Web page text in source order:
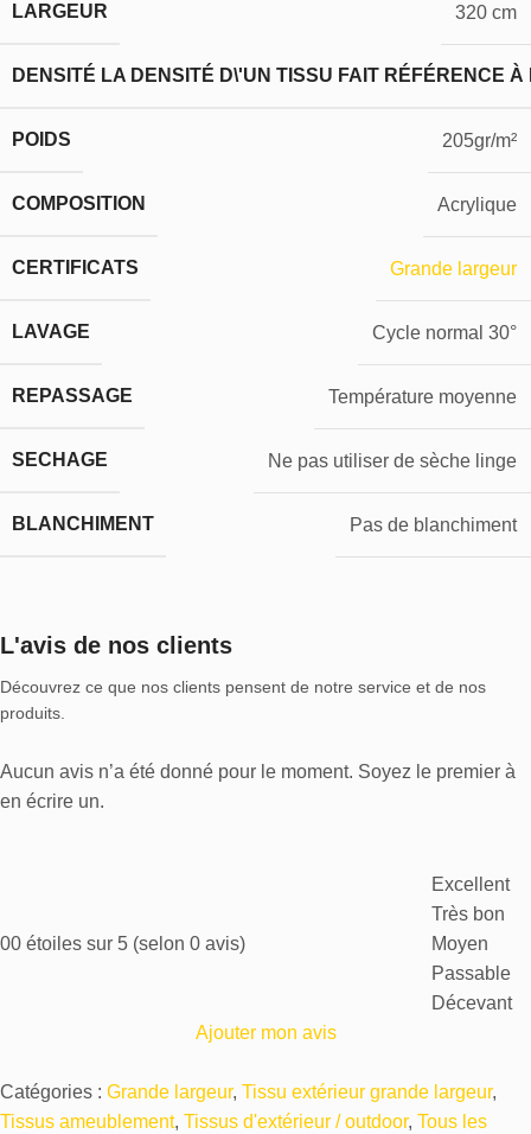
LARGEUR 320 cm
DENSITÉ LA DENSITÉ D\'UN TISSU FAIT RÉFÉRENCE
POIDS 205gr/m²
COMPOSITION Acrylique
CERTIFICATS Grande largeur
LAVAGE Cycle normal 30°
REPASSAGE Température moyenne
SECHAGE Ne pas utiliser de sèche linge
BLANCHIMENT Pas de blanchiment
L'avis de nos clients
Découvrez ce que nos clients pensent de notre service et de nos
produits.
Aucun avis n’a été donné pour le moment. Soyez le premier à
en écrire un.
00 étoiles sur 5 (selon 0 avis)
Excellent
Très bon
Moyen
Passable
Décevant
Ajouter mon avis
Catégories : Grande largeur, Tissu extérieur grande largeur,
Tissus ameublement, Tissus d'extérieur / outdoor, Tous les